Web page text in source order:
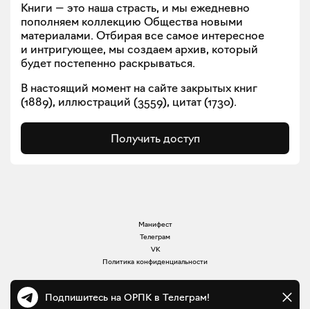
Книги — это наша страсть, и мы ежедневно
пополняем коллекцию Общества новыми
материалами. Отбирая все самое интересное
и интригующее, мы создаем архив, который
будет постепенно раскрываться.
В настоящий момент на сайте закрытых книг
(1889), иллюстраций (3559), цитат (1730).
Получить доступ
Манифест
Телеграм
VK
Политика конфиденциальности
Подпишитесь на ОРПК в Телеграм!